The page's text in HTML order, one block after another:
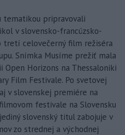
tematikou pripravovali
v slovensko-francúzsko-
tretí celovečerný film režiséra
Snímka Musíme prežiť mala
Open Horizons na Thessaloniki
Film Festivale. Po svetovej
v slovenskej premiére na
festivale na Slovensku
slovenský titul zabojuje v
zo strednej a východnej